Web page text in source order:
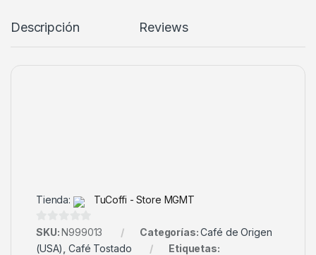
Descripción Reviews
Tienda: TuCoffi - Store MGMT
0
d
SKU:N999013 Categorías:Café de Origen
(USA) ,Café Tostado
Etiquetas: